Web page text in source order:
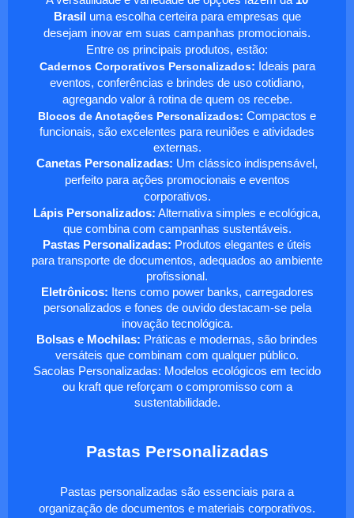
Brasil uma escolha certeira para empresas que
desejam inovar em suas campanhas promocionais.
Entre os principais produtos, estão:
Cadernos Corporativos Personalizados: Ideais para
eventos, conferências e brindes de uso cotidiano,
agregando valor à rotina de quem os recebe.
Blocos de Anotações Personalizados: Compactos e
funcionais, são excelentes para reuniões e atividades
externas.
Canetas Personalizadas: Um clássico indispensável,
perfeito para ações promocionais e eventos
corporativos.
Lápis Personalizados: Alternativa simples e ecológica,
que combina com campanhas sustentáveis.
Pastas Personalizadas: Produtos elegantes e úteis
para transporte de documentos, adequados ao ambiente
profissional.
Eletrônicos: Itens como power banks, carregadores
personalizados e fones de ouvido destacam-se pela
inovação tecnológica.
Bolsas e Mochilas: Práticas e modernas, são brindes
versáteis que combinam com qualquer público.
Sacolas Personalizadas: Modelos ecológicos em tecido
ou kraft que reforçam o compromisso com a
sustentabilidade.
Pastas Personalizadas
Pastas personalizadas são essenciais para a
organização de documentos e materiais corporativos.